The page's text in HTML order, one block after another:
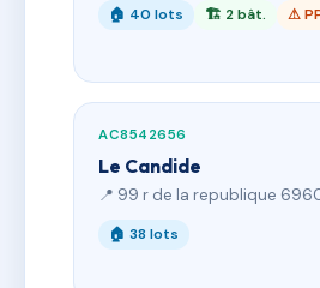
🏠 40 lots 🏗 2 bât. ⚠
AC8542656
Le Candide
📍 99 r de la republique
🏠 38 lots